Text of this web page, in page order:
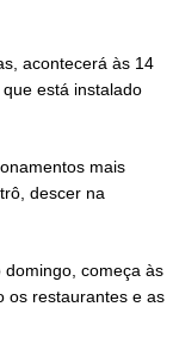
acontecerá às 14
está instalado
mais
descer na
começa às
os restaurantes e as